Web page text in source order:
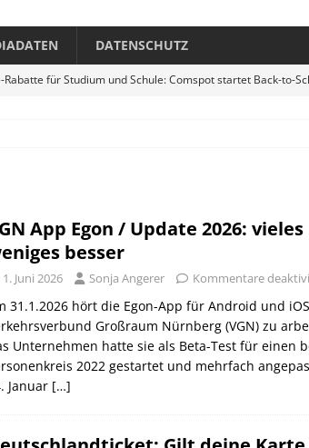
DATENSCHUTZ
Rabatte für Studium und Schule: Comspot startet Back-to-
R10 im Test: Das robuste Tablet für Lager, Baustelle und
App Egon / Update 2026:
besser
1. Juni 2026 Sonja Angerer Kommentare
31.1.2026 hört die Egon-App für Android und
Großraum Nürnberg (VGN) zu
Unternehmen hatte sie als Beta-Test für einen
2022 gestartet und mehrfach
Januar […]